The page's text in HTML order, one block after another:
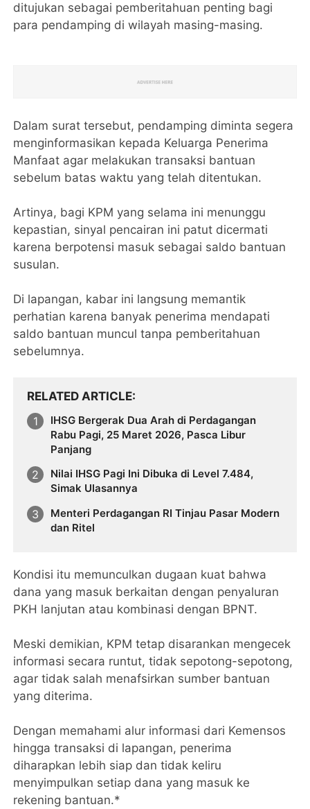
ditujukan sebagai pemberitahuan penting bagi
para pendamping di wilayah masing-masing.
Dalam surat tersebut, pendamping diminta segera
menginformasikan kepada Keluarga Penerima
Manfaat agar melakukan transaksi bantuan
sebelum batas waktu yang telah ditentukan.
Artinya, bagi KPM yang selama ini menunggu
kepastian, sinyal pencairan ini patut dicermati
karena berpotensi masuk sebagai saldo bantuan
susulan.
Di lapangan, kabar ini langsung memantik
perhatian karena banyak penerima mendapati
saldo bantuan muncul tanpa pemberitahuan
sebelumnya.
RELATED ARTICLE
IHSG Bergerak Dua Arah di Perdagangan
Rabu Pagi, 25 Maret 2026, Pasca Libur
Panjang
Nilai IHSG Pagi Ini Dibuka di Level 7.484,
Simak Ulasannya
Menteri Perdagangan RI Tinjau Pasar Modern
dan Ritel
Kondisi itu memunculkan dugaan kuat bahwa
dana yang masuk berkaitan dengan penyaluran
PKH lanjutan atau kombinasi dengan BPNT.
Meski demikian, KPM tetap disarankan mengecek
informasi secara runtut, tidak sepotong-sepotong,
agar tidak salah menafsirkan sumber bantuan
yang diterima.
Dengan memahami alur informasi dari Kemensos
hingga transaksi di lapangan, penerima
diharapkan lebih siap dan tidak keliru
menyimpulkan setiap dana yang masuk ke
rekening bantuan.*